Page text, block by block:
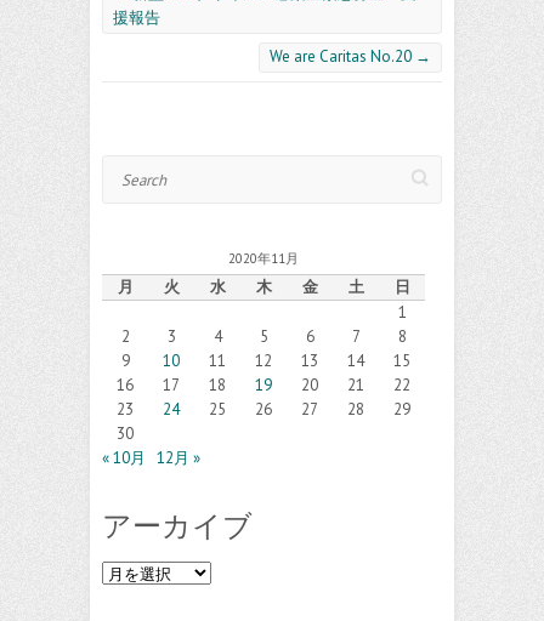
援報告
We are Caritas No.20 →
2020年11月
月 火 水 木 金 土
日
1
2
3 4 5 6 7
8
9
10 11 12 13 14
15
16
17 18 19 20 21
22
23
24 25 26 27 28
29
30
« 10月
12月 »
アーカイブ
ア